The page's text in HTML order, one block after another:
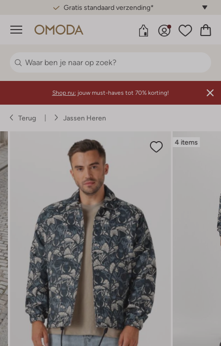
Gratis standaard verzending*
Menu
Shop nu: jouw must-haves tot 70% korting!
Terug Jassen Heren
4 items